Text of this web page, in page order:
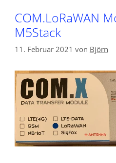
COM.LoRaWAN
M5Stack
11. Februar 2021 von Björn